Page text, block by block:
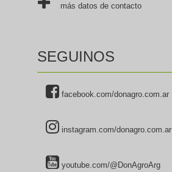
más datos de contacto
SEGUINOS
facebook.com/donagro.com.ar
instagram.com/donagro.com.ar
youtube.com/@DonAgroArg